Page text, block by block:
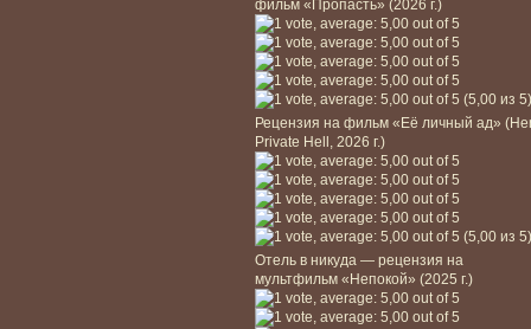
фильм «Пропасть» (2026 г.)
(5,00 из 5)
Рецензия на фильм «Её личный ад»
Private Hell, 2026 г.)
(5,00 из 5)
Отель в никуда — рецензия на
мультфильм «Непокой» (2025 г.)